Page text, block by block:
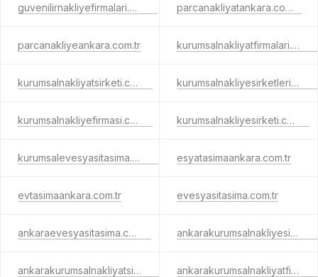
guvenilirnakliyefirmalari.com.tr parcanakliyatankara.com.tr
parcanakliyeankara.com.tr kurumsalnakliyatfirmalari.com.tr
kurumsalnakliyatsirketi.com.tr kurumsalnakliyesirketleri.com.tr
kurumsalnakliyefirmasi.com.tr kurumsalnakliyesirketi.com.tr
kurumsalevesyasitasima.com.tr esyatasimaankara.com.tr
evtasimaankara.com.tr evesyasitasima.com.tr
ankaraevesyasitasima.com.tr ankarakurumsalnakliyesirketleri.com.tr
ankarakurumsalnakliyatsirketleri.com.tr ankarakurumsalnakliyatfirmalari.com.tr